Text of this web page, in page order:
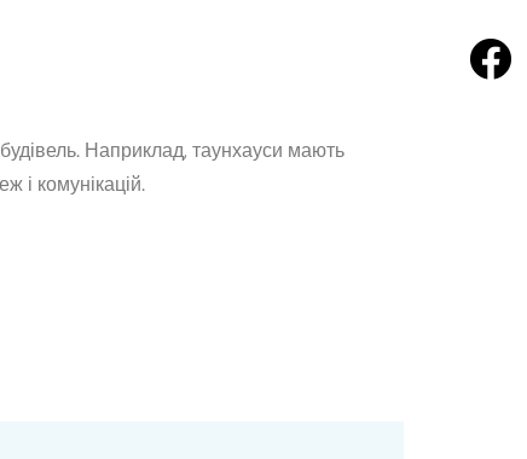
Наприклад, таунхауси мають
і комунікацій.